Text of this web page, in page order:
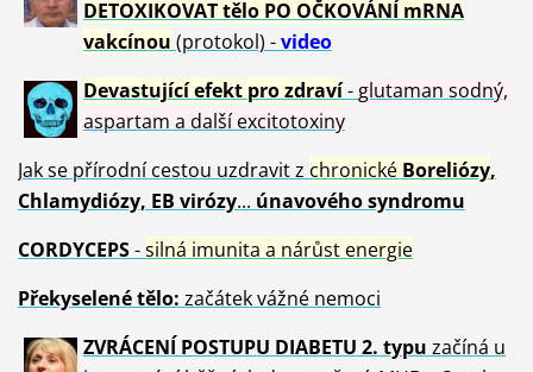
DETOXIKOVAT tělo PO OČKOVÁNÍ mRNA
vakcínou (protokol) -video
Devastující efekt pro zdraví- glutaman sodný,
aspartam a další excitotoxiny
Jak se přírodní cestou uzdravit z chronické Boreliózy,
Chlamydiózy, EB virózy... únavového syndromu
CORDYCEPS-silná imunita a nárůst energie
Překyselené tělo: začátek vážné nemoci
ZVRÁCENÍ POSTUPU DIABETU 2. typu začíná u